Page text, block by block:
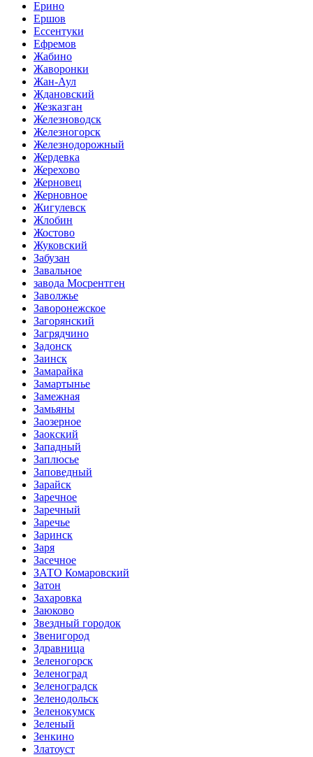
Ерино
Ершов
Ессентуки
Ефремов
Жабино
Жаворонки
Жан-Аул
Ждановский
Жезказган
Железноводск
Железногорск
Железнодорожный
Жердевка
Жерехово
Жерновец
Жерновное
Жигулевск
Жлобин
Жостово
Жуковский
Забузан
Завальное
завода Мосрентген
Заволжье
Заворонежское
Загорянский
Загрядчино
Задонск
Заинск
Замарайка
Замартынье
Замежная
Замьяны
Заозерное
Заокский
Западный
Заплюсье
Заповедный
Зарайск
Заречное
Заречный
Заречье
Заринск
Заря
Засечное
ЗАТО Комаровский
Затон
Захаровка
Заюково
Звездный городок
Звенигород
Здравница
Зеленогорск
Зеленоград
Зеленоградск
Зеленодольск
Зеленокумск
Зеленый
Зенкино
Златоуст